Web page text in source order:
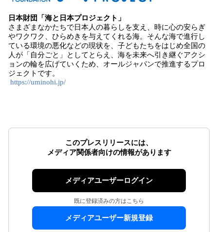
日本財団「海と日本プロジェクト」
さまざまなかたちで日本人の暮らしを支え、時に心の安らぎ
やワクワク、ひらめきを与えてくれる海。そんな海で進行し
ている環境の悪化などの現状を、子どもたちをはじめ全国の
人が「自分ごと」としてとらえ、海を未来へ引き継ぐアクシ
ョンの輪を広げていくため、オールジャパンで推進するプロ
ジェクトです。
https://uminohi.jp/
このプレスリリースには、
メディア関係者向けの情報があります
メディアユーザーログイン
既に登録済みの方はこちら
メディアユーザー新規登録